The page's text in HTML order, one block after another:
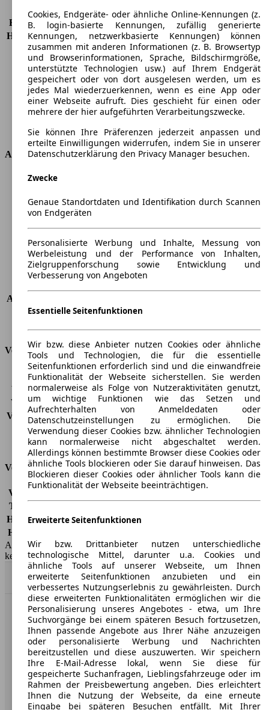
KW (PS)
94 kW (128 PS)
Beschleunigung (0-100 km/h) 11,0s
Höchstgeschwindigkeit (km/h) 197 km/h
Anzahl der Gänge
6
Drehmoment
260 nm
Hubraum
1582 ccm
Kraftstoff
Diesel
Zylinder
4
Getriebe
Schaltgetriebe
Antriebsart
Vorderradantrieb
Abmessungen
Länge
Breite
1790 mm
Radstand
Maximalgewicht
Max. Zuladung
-
Türen
5
Sitze
5
Anhängelast (ungebremst)
Anhängelast (gebremst)
1400 kg
Verbrauch
CO2 Emissionen*
119 g/km (komb.)
Verbrauch (Stadt)
5,3 l/100km
Verbrauch (Land)
4,1 l/100km
Verbrauch (komb.)* 4,5 l/100km
Schadstoffklasse
EU5
Tankinhalt
53 l
Versicherungsklassen
Vollkasko
Teilkasko
Haftpflicht -
HSN/TSN
AutoScout24 GmbH übernimmt für die Richtigkeit der Angaben
keine Gewähr.
Nach Oben
AutoScout24: Europaweit der größte Online-Automarkt.
Unternehmen
Über AutoScout24
Presse
Cookies, Endgeräte- oder ähnliche Online-Kennungen (z.
B. login-basierte Kennungen, zufällig generierte
Kennungen, netzwerkbasierte Kennungen) können
zusammen mit anderen Informationen (z. B. Browsertyp
und Browserinformationen, Sprache, Bildschirmgröße,
unterstützte Technologien usw.) auf Ihrem Endgerät
gespeichert oder von dort ausgelesen werden, um es
jedes Mal wiederzuerkennen, wenn es eine App oder
einer Webseite aufruft. Dies geschieht für einen oder
mehrere der hier aufgeführten Verarbeitungszwecke.
Sie können Ihre Präferenzen jederzeit anpassen und
erteilte Einwilligungen widerrufen, indem Sie in unserer
Datenschutzerklärung den Privacy Manager besuchen.
Zwecke
Genaue Standortdaten und Identifikation durch Scannen
von Endgeräten
Personalisierte Werbung und Inhalte, Messung von
Werbeleistung und der Performance von Inhalten,
Zielgruppenforschung sowie Entwicklung und
Verbesserung von Angeboten
Essentielle Seitenfunktionen
Wir bzw. diese Anbieter nutzen Cookies oder ähnliche
Tools und Technologien, die für die essentielle
Seitenfunktionen erforderlich sind und die einwandfreie
Funktionalität der Webseite sicherstellen. Sie werden
normalerweise als Folge von Nutzeraktivitäten genutzt,
um wichtige Funktionen wie das Setzen und
Aufrechterhalten von Anmeldedaten oder
Datenschutzeinstellungen zu ermöglichen. Die
Verwendung dieser Cookies bzw. ähnlicher Technologien
kann normalerweise nicht abgeschaltet werden.
Allerdings können bestimmte Browser diese Cookies oder
ähnliche Tools blockieren oder Sie darauf hinweisen. Das
Blockieren dieser Cookies oder ähnlicher Tools kann die
Funktionalität der Webseite beeinträchtigen.
Erweiterte Seitenfunktionen
Wir bzw. Drittanbieter nutzen unterschiedliche
technologische Mittel, darunter u.a. Cookies und
ähnliche Tools auf unserer Webseite, um Ihnen
erweiterte Seitenfunktionen anzubieten und ein
verbessertes Nutzungserlebnis zu gewährleisten. Durch
diese erweiterten Funktionalitäten ermöglichen wir die
Personalisierung unseres Angebotes - etwa, um Ihre
Suchvorgänge bei einem späteren Besuch fortzusetzen,
Ihnen passende Angebote aus Ihrer Nähe anzuzeigen
oder personalisierte Werbung und Nachrichten
bereitzustellen und diese auszuwerten. Wir speichern
Ihre E-Mail-Adresse lokal, wenn Sie diese für
gespeicherte Suchanfragen, Lieblingsfahrzeuge oder im
Rahmen der Preisbewertung angeben. Dies erleichtert
Ihnen die Nutzung der Webseite, da eine erneute
Eingabe bei späteren Besuchen entfällt. Mit Ihrer